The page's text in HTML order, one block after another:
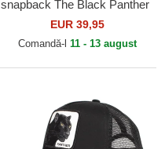
snapback The Black Panther
Core Combo The Farm
Goorin Bros.
EUR 39,95
Comandă-l 11 - 13 august